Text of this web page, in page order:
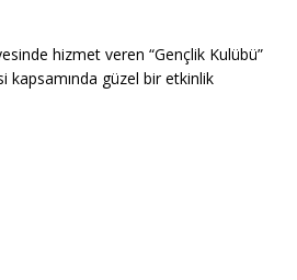
hizmet veren “Gençlik Kulübü”
kapsamında güzel bir etkinlik